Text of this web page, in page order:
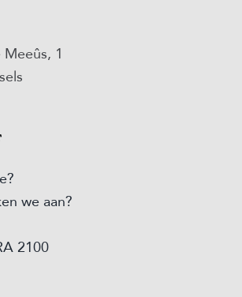
1
we aan?
2100